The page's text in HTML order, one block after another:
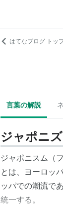
はてなブログ トッ
言葉の解説
ジャポニ
ジャポニスム（
とは、ヨーロッ
ッパでの潮流で
統一する。